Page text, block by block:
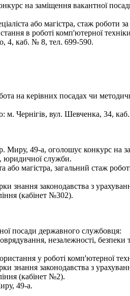
на заміщення вакантної
або магістра, стаж роботи
в роботі комп'ютерної
4, каб. № 8, тел. 699-590.
на керівних посадах чи
Чернігів, вул. Шевченка, 34,
Миру, 49-а, оголошує конкурс на
юридичної служби.
або магістра, загальний стаж
знання законодавства з
(кабінет №302).
посади державного службовця:
незалежності, безпеки
у роботі комп'ютерної
знання законодавства з
(кабінет №2).
49-а.